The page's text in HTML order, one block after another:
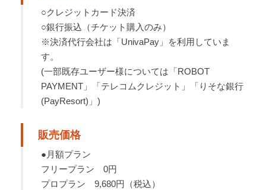
○クレジットカード決済
○銀行振込（チケット購入のみ）
※決済代行会社は「UnivaPay」を利用していま
す。
(一部既存ユーザー様については「ROBOT
PAYMENT」「テレコムクレジット」「りそな銀行
(PayResort)」)
販売価格
●月額プラン
フリープラン 0円
プロプラン 9,680円（税込）